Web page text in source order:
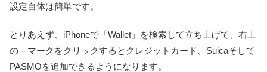
設定自体は簡単です。
とりあえず、iPhoneで「Wallet」を検索して立ち上げて、右上
の＋マークをクリックするとクレジットカード、Suicaそして
PASMOを追加できるようになります。